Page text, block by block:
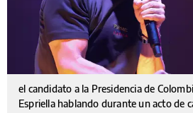
el candidato a la Presidencia de
Espriella hablando durante un acto de